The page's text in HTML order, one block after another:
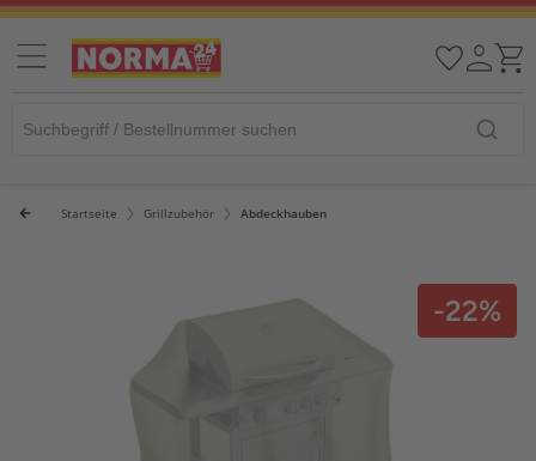
Startseite Grillzubehör Abdeckhauben
-22%